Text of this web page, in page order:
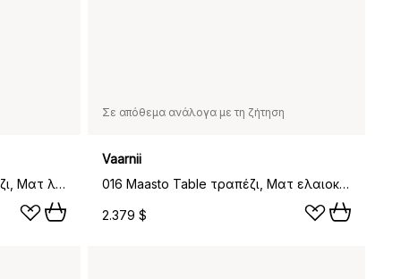
012 Kolmio Dining Table τραπέζι, Ματ λαδωμένη με κερί πεύκη, 305x99x72 εκ
Σε απόθεμα ανάλογα με τη ζήτηση
Vaarnii
016 Maasto Table τραπέζι, Ματ ελαιοκερωμένη πεύκη, 90x90x75 cm
2.379 $